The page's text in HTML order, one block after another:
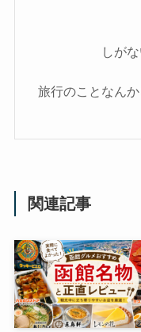
しが
旅行のことなん
関連記事